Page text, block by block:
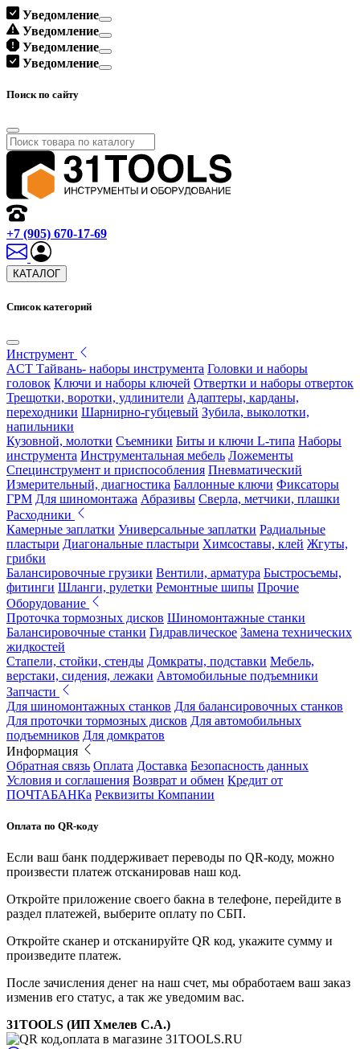
Уведомление
Уведомление
Уведомление
Уведомление
Поиск по сайту
+7 (905) 670-17-69
КАТАЛОГ
Список категорий
Инструмент
ACT Тайвань- наборы инструмента Головки и наборы
головок Ключи и наборы ключей Отвертки и наборы отверток
Трещотки, воротки, удлинители Адаптеры, карданы,
переходники Шарнирно-губцевый Зубила, выколотки,
напильники
Кузовной, молотки Съемники Биты и ключи L-типа Наборы
инструмента Инструментальная мебель Ложементы
Специнструмент и приспособления Пневматический
Измерительный, диагностика Баллонные ключи Фиксаторы
ГРМ Для шиномонтажа Абразивы Сверла, метчики, плашки
Расходники
Камерные заплатки Универсальные заплатки Радиальные
пластыри Диагональные пластыри Химсоставы, клей Жгуты,
грибки
Балансировочные грузики Вентили, арматура Быстросъемы,
фитинги Шланги, рулетки Ремонтные шипы Прочие
Оборудование
Проточка тормозных дисков Шиномонтажные станки
Балансировочные станки Гидравлическое Замена технических
жидкостей
Стапели, стойки, стенды Домкраты, подставки Мебель,
верстаки, сидения, лежаки Автомобильные подъемники
Запчасти
Для шиномонтажных станков Для балансировочных станков
Для проточки тормозных дисков Для автомобильных
подъемников Для домкратов
Информация
Обратная связь Оплата Доставка Безопасность данных
Условия и соглашения Возврат и обмен Кредит от
ПОЧТАБАНКа Реквизиты Компании
Оплата по QR-коду
Если ваш банк поддерживает переводы по QR-коду, можно
произвести платеж отсканировав наш код.
Откройте приложение своего бакна в телефоне, перейдите в
раздел платежей, выберите оплату по СБП.
Откройте сканер и отсканируйте QR код, укажите сумму и
произведите платеж.
После зачисления денег на наш счет, мы обработаем ваш заказ
изменив его статус, а так же уведомим вас.
31TOOLS (ИП Хмелев С.А.)